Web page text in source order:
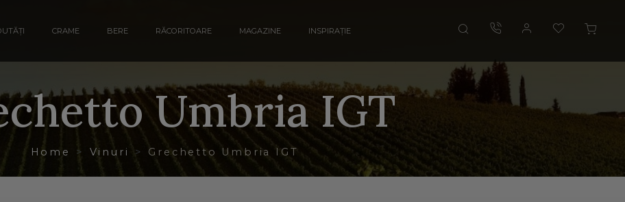
CRAME BERE RĂCORITOARE MAGAZINE INSPIRAȚIE
Umbria IGT
Home Vinuri Grechetto Umbria IGT